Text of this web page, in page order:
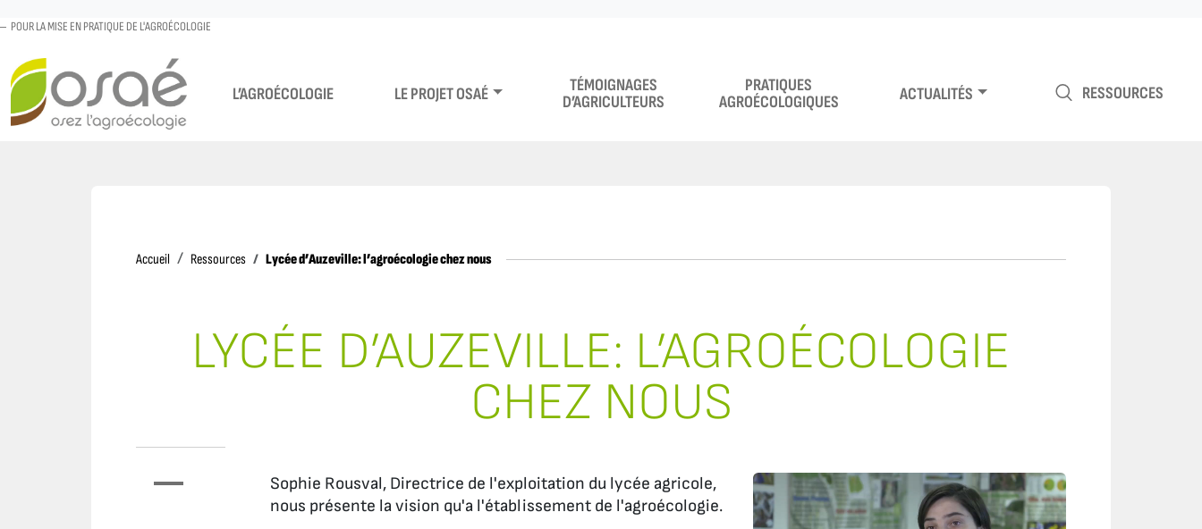
POUR LA MISE EN PRATIQUE DE L'AGROÉCOLOGIE
L’AGROÉCOLOGIE LE PROJET OSAÉ
TÉMOIGNAGES
D’AGRICULTEURS
PRATIQUES
AGROÉCOLOGIQUES
ACTUALITÉS RESSOURCES
Accueil AccueilRessources Lycée d’Auzeville: l’agroécologie chez nous
LYCÉE D’AUZEVILLE: L’AGROÉCOLOGIE
CHEZ NOUS
Sophie Rousval, Directrice de l'exploitation du lycée agricole,
nous présente la vision qu'a l'établissement de l'agroécologie.